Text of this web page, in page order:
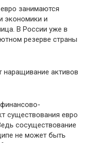
занимаются
экономики и
В России уже в
резерве страны
наращивание активов
существования евро
сосуществование
не может быть